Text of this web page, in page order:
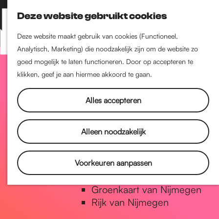
Deze website gebruikt cookies
Deze website maakt gebruik van cookies (Functioneel,
Analytisch, Marketing) die noodzakelijk zijn om de website zo
goed mogelijk te laten functioneren. Door op accepteren te
klikken, geef je aan hiermee akkoord te gaan.
Alles accepteren
Alleen noodzakelijk
Voorkeuren aanpassen
Z
o
e
k
e
K
a
a
r
t
M
e
n
Nijmegen-Nieuw-West
Nijmegen-Oud-West
Dukenburg
Lindenholt
Historie
De oudste stad van
Nederland
Historische tijdlijn
Romeinse Limes
Vrede van Nijmegen Penning
Natuur in Nijmegen
Groenkaart van Nijmegen
Rijk van Nijmegen